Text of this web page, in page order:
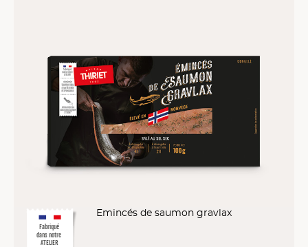
Fabriqué
dans notre
ATELIER
Emincés de saumon gravlax